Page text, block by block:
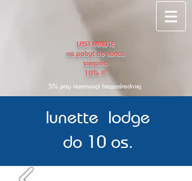
LAST MINUTE
na pobyt do konca
sierpnia
10% !!!
5% przy rezerwacji bezpośredniej
lunette lodge
do 10 os.